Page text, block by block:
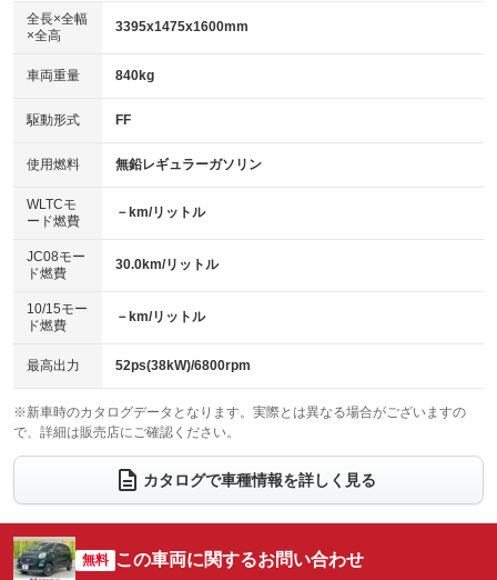
：装備なし
パワーウィンドウ
アイドリングストップ
：装備あり
USB入力端子
：装備なし
100V電源
：装備なし
センターデフロック
：装備なし
電動格納ミラー
：装備あり
：装備あり
革シート
キーレス
HID(キセノンライト)
：装備なし
バックカメラ
：装備あり
エアロ
：装備なし
：装備なし
パワーシート
ベンチシート
：装備あり
チップアップシート
：装備なし
：装備なし ：装備あり
ウォークスルー
：装備なし
電動リアゲート フロントカメラ
：装備なし
：装備なし ：装備なし
サイドカメラ
：装備なし ルーフレール
：装備なし
全長×全幅
×全高
3395x1475x1600mm
車両重量 840kg
駆動形式 FF
使用燃料 無鉛レギュラーガソリン
WLTCモ
ード燃費
－km/リットル
JC08モー
ド燃費
30.0km/リットル
10/15モー
ド燃費
－km/リットル
最高出力 52ps(38kW)/6800rpm
※新車時のカタログデータとなります。実際とは異なる場合がございますの
で、詳細は販売店にご確認ください。
カタログで車種情報を詳しく見る
無料 この車両に関するお問い合わせ